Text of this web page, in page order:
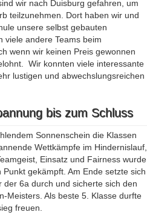
wir nach Duisburg gefahren, um
teilzunehmen. Dort haben wir und
unsere selbst gebauten
viele andere Teams beim
wenn wir keinen Preis gewonnen
Wir konnten viele interessante
lustigen und abwechslungsreichen
bis zum Schluss
Sonnenschein die Klassen
Wettkämpfe im Hindernislauf,
Einsatz und Fairness wurde
gekämpft. Am Ende setzte sich
6a durch und sicherte sich den
Meisters. Als beste 5. Klasse durfte
freuen.